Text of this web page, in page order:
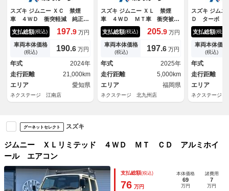
スズキ ジムニー ＸＣ 禁煙
車 ４ＷＤ 衝突軽減 純正８
型ナビ バックカメラ ドラレ
コ ＥＴＣ クルコン シート
ヒーター 車線逸脱警報 ＬＥ
Ｄヘッド オートライト オー
トエアコン ヘッドライトウォ
ッシャー スマートキー
支払総額(税込) 197.9 万円
車両本体価格
(税込) 190.6 万円
年式
2024年
走行距離
21,000km
エリア
愛知県
ネクステージ 江南店
スズキ ジムニー ＸＬ 禁煙
車 ４ＷＤ ＭＴ車 衝突被害
軽減システム コーナーセンサ
ー 前席シートヒーター スマ
ートキー ビルトインＥＴＣ
オートハイビーム 車線逸脱警
報 オートライト オートエア
コン
支払総額(税込) 205.9 万円
車両本体価格
(税込) 197.6 万円
年式
2025年
走行距離
5,000km
エリア
福岡県
ネクステージ 北九州店
スズキ ジム
Ｄ ターボ
ティサポー
コ シートヒ
キー ＥＴＣ
ＡＷ オート
アコン Ｂｌ
フォグライト
支払総額(税込)
車両本体価格
(税込)
年式
走行距離
エリア
ネクステージ
グーネットセレクト スズキ
ジムニー ＸＬリミテッド ４ＷＤ ＭＴ ＣＤ アルミホイ
ール エアコン
支払総額(税込)
76 万円
本体価格
69
万円
諸費用
7
万円